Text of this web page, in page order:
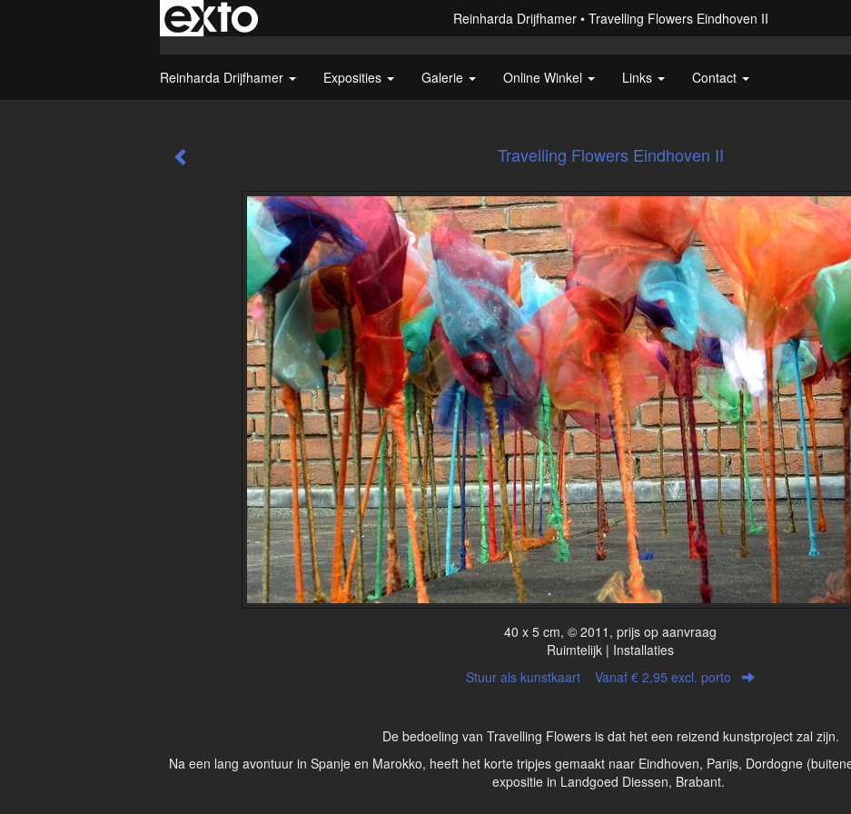
Reinharda Drijfhamer Travelling Flowers Eindhoven II
Reinharda Drijfhamer Exposities Galerie Online Winkel Links Contact
Travelling Flowers Eindhoven II
40 x 5 cm, © 2011, prijs op aanvraag
Ruimtelijk | Installaties
Stuur als kunstkaart Vanaf € 2,95 excl. porto
De bedoeling van Travelling Flowers is dat het een reizend kunstproject zal zijn.
Na een lang avontuur in Spanje en Marokko, heeft het korte tripjes gemaakt naar Eindhoven, Parijs, Dordogne
expositie in Landgoed Diessen, Brabant.